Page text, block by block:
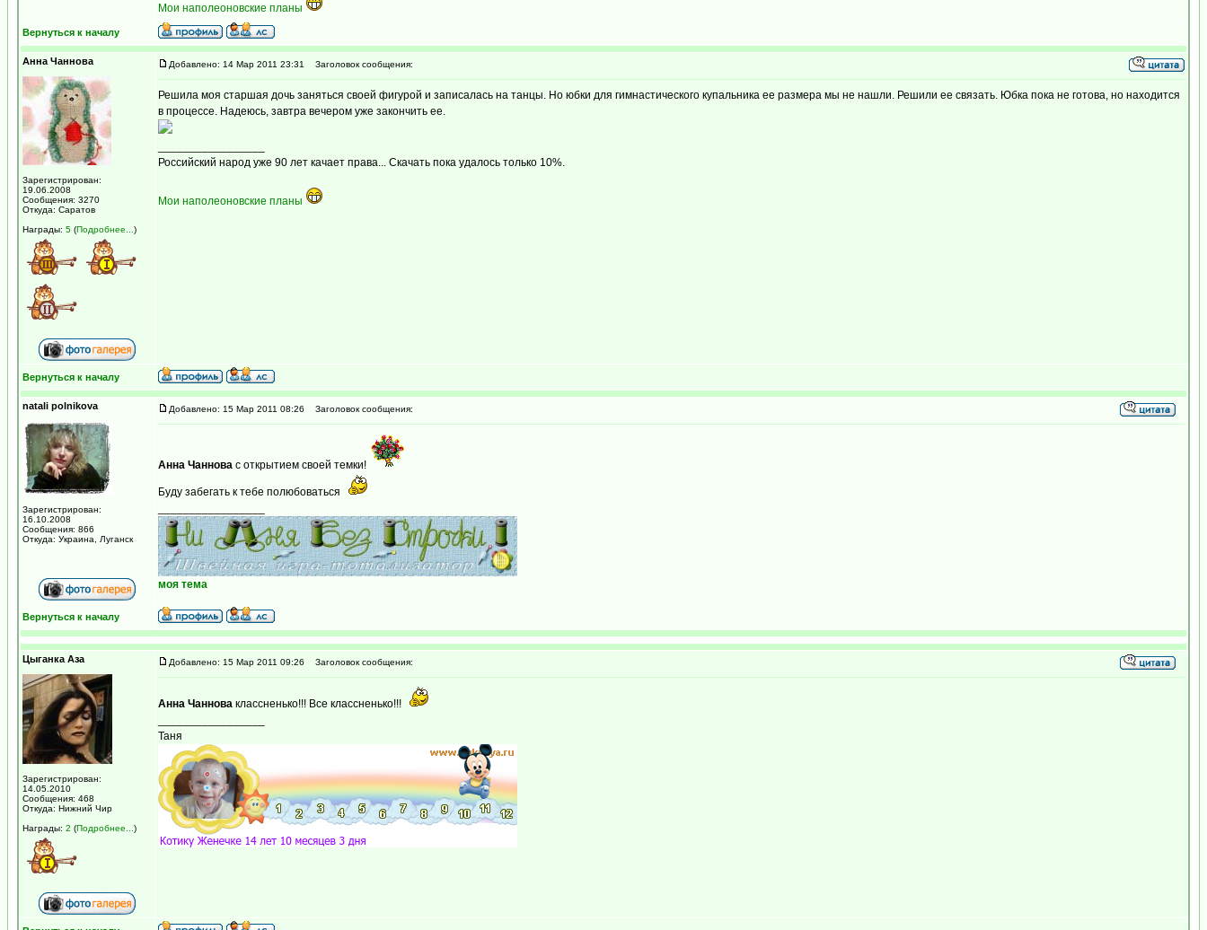
Мои наполеоновские планы
Вернуться к началу
Анна Чаннова
Зарегистрирован:
19.06.2008
Сообщения: 3270
Откуда: Саратов
Награды: 5 (Подробнее... )
Добавлено: 14 Мар 2011 23:31 Заголовок сообщения:
Решила моя старшая дочь заняться своей фигурой и записалась на танцы. Но юбки для гимнастического купальника ее размера мы не нашли. Решили ее связать. Юбка пока не готова, но находится
в процессе. Надеюсь, завтра вечером уже закончить ее.
Российский народ уже 90 лет качает права... Скачать пока удалось только 10%.
Мои наполеоновские планы
Вернуться к началу
natali polnikova
Зарегистрирован:
16.10.2008
Сообщения: 866
Откуда: Украина, Луганск
Добавлено: 15 Мар 2011 08:26 Заголовок сообщения:
Анна Чаннова с открытием своей темки!
Буду забегать к тебе полюбоваться
моя тема
Вернуться к началу
Цыганка Аза
Зарегистрирован:
14.05.2010
Сообщения: 468
Откуда: Нижний Чир
Награды: 2 (Подробнее... )
Добавлено: 15 Мар 2011 09:26 Заголовок сообщения:
Анна Чаннова классненько!!! Все классненько!!!
Таня